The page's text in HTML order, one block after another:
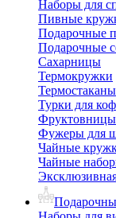
Наборы для
Пивные
Подарочные
Подарочные
Сахарницы
Термокружки
Термостаканы
Турки для
Фруктовницы
Фужеры для
Чайные
Чайные